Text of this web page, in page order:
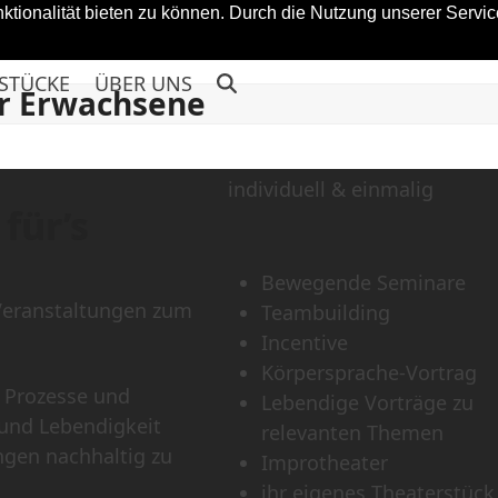
bieten zu können. Durch die Nutzung unserer
STÜCKE ÜBER UNS
Erwachsene
zum
und
Lebendigkeit
nachhaltig zu
individuell & einmalig
Bewegende Seminare
Teambuilding
Incentive
Körpersprache-Vortrag
Lebendige Vorträge zu
relevanten Themen
Improtheater
ihr eigenes